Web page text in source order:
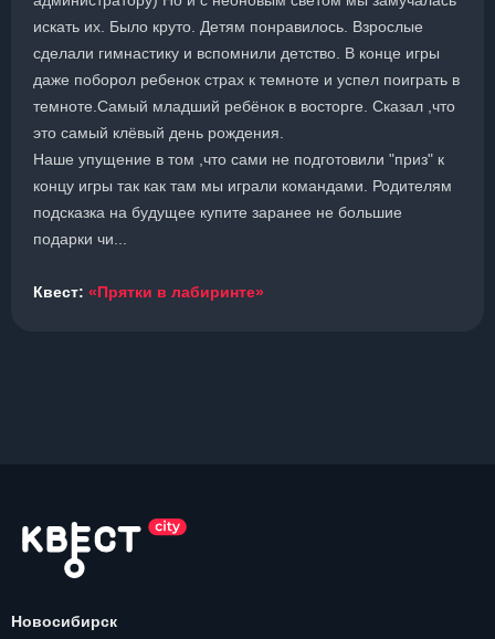
искать их. Было круто. Детям понравилось. Взрослые
сделали гимнастику и вспомнили детство. В конце игры
даже поборол ребенок страх к темноте и успел поиграть в
темноте.Самый младший ребёнок в восторге. Сказал ,что
это самый клёвый день рождения.
Наше упущение в том ,что сами не подготовили "приз" к
концу игры так как там мы играли командами. Родителям
подсказка на будущее купите заранее не большие
подарки чи...
Квест: «Прятки в лабиринте»
Новосибирск